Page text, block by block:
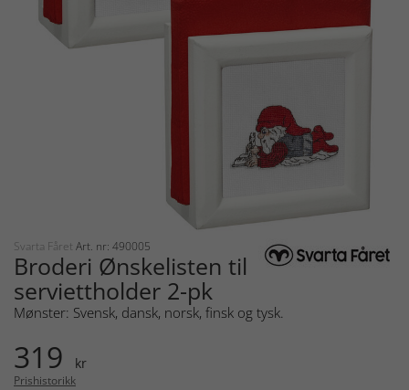
Svarta Fåret Art. nr: 490005
Broderi Ønskelisten til
serviettholder 2-pk
Mønster: Svensk, dansk, norsk, finsk og tysk.
319 kr
Prishistorikk